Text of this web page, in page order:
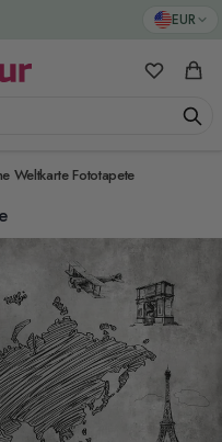
EUR
Meine
Weltkarte Fototapete